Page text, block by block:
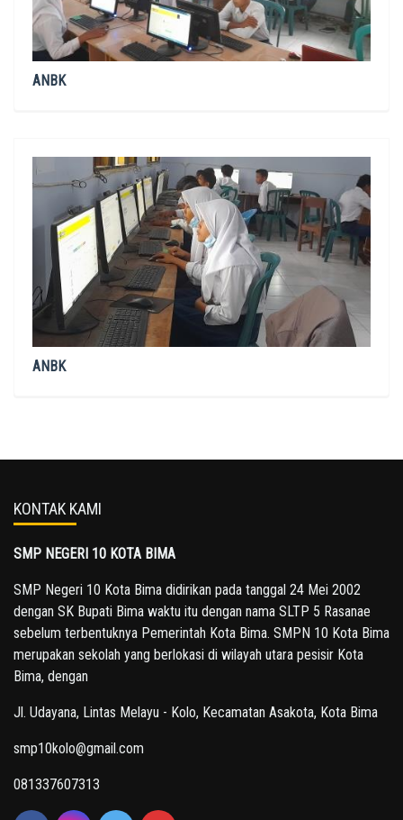
ANBK
ANBK
KONTAK KAMI
SMP NEGERI 10 KOTA BIMA
SMP Negeri 10 Kota Bima didirikan pada tanggal 24 Mei 2002
dengan SK Bupati Bima waktu itu dengan nama SLTP 5 Rasanae
sebelum terbentuknya Pemerintah Kota Bima. SMPN 10 Kota Bima
merupakan sekolah yang berlokasi di wilayah utara pesisir Kota
Bima, dengan
Jl. Udayana, Lintas Melayu - Kolo, Kecamatan Asakota, Kota Bima
smp10kolo@gmail.com
081337607313